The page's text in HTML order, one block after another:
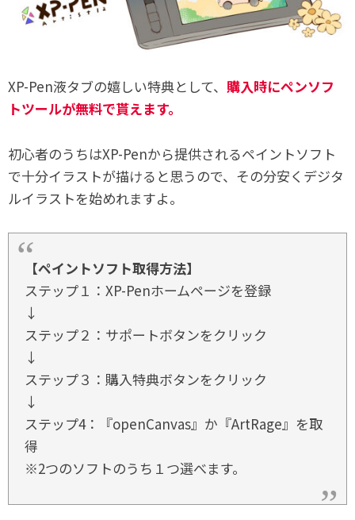
XP-Pen液タブの嬉しい特典として、 購入時にペンソフ
トツールが無料で貰えます。
初心者のうちはXP-Penから提供されるペイントソフト
で十分イラストが描けると思うので、その分安くデジタ
ルイラストを始めれますよ。
【ペイントソフト取得方法】
ステップ１：XP-Penホームページを登録
↓
ステップ２：サポートボタンをクリック
↓
ステップ３：購入特典ボタンをクリック
↓
ステップ4：『openCanvas』か『ArtRage』を取
得
※2つのソフトのうち１つ選べます。